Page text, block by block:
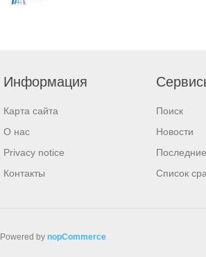
Информация
Карта сайта
О нас
Privacy notice
Контакты
Поиск
Новости
Последние
Список
Powered by nopCommerce